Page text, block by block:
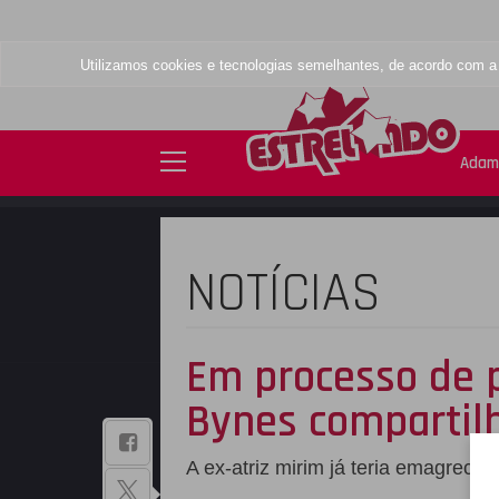
Utilizamos cookies e tecnologias semelhantes, de acordo com
NOTÍCIAS
Em processo de
Bynes
A ex-atriz mirim já teria
BAIXE NOSSO